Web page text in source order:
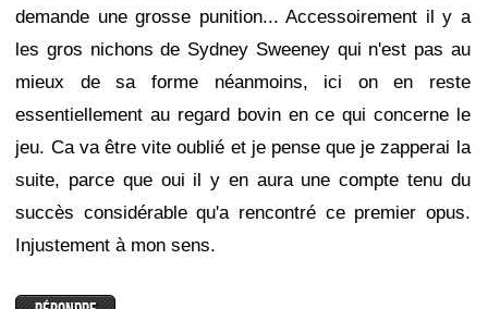
demande une grosse punition... Accessoirement il y a
les gros nichons de Sydney Sweeney qui n'est pas au
mieux de sa forme néanmoins, ici on en reste
essentiellement au regard bovin en ce qui concerne le
jeu. Ca va être vite oublié et je pense que je zapperai la
suite, parce que oui il y en aura une compte tenu du
succès considérable qu'a rencontré ce premier opus.
Injustement à mon sens.